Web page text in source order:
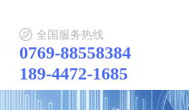
全国服务热线
0769-88558384
189-4472-1685